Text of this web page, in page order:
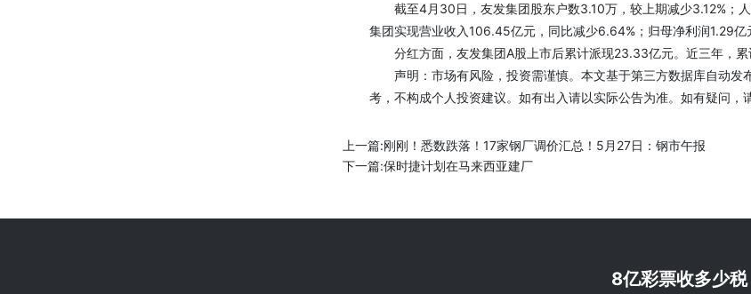
截至4月30日，友发集团股东户数3.10万，较上期减少3.12%；
集团实现营业收入106.45亿元，同比减少6.64%；归母净利润1.29亿
分红方面，友发集团A股上市后累计派现23.33亿元。近三年，累
声明：市场有风险，投资需谨慎。本文基于第三方数据库自动发
考，不构成个人投资建议。如有出入请以实际公告为准。如有疑问，
上一篇:刚刚！悉数跌落！17家钢厂调价汇总！5月27日：钢市午报
下一篇:保时捷计划在马来西亚建厂
8亿彩票收多少税